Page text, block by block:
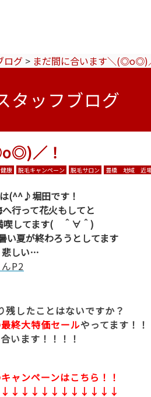
ログ > まだ間に合います＼(◎o◎)
タッフブログ
／！
康 脱毛キャンペーン 脱毛サロン 豊橋 地域 近
(^^♪堀田です！
行って花火もしてと
喫してます( ＾∀＾)
い夏が終わろうとしてます
悲しい…
残したことはないですか？
終大特価セールやってます！！
います！！！！
ャンペーンはこちら！！